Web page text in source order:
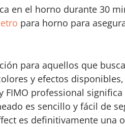
en el horno durante 30
para horno para
para aquellos que
y efectos
professional
es sencillo y fácil de
es definitivamente una